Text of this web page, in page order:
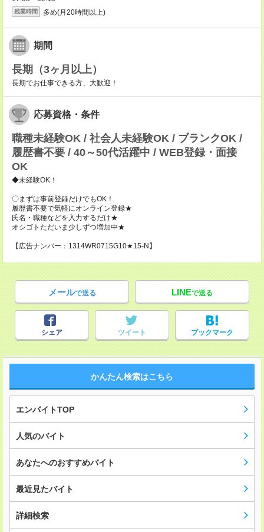
残業時間 多め(月20時間以上)
期間
長期（3ヶ月以上）
長期でお仕事できる方、大歓迎！
応募資格・条件
職種未経験OK / 社会人未経験OK / ブランクOK /
履歴書不要 / 40～50代活躍中 / WEB登録・面接
OK
◆未経験OK！
〇まずは事前登録だけでもOK！
履歴書不要で気軽にオンライン登録★
氏名・職種などを入力するだけ★
オシゴトただいま少しずつ増加中★
【広告ナンバー：1314WR0715G10★15-N】
メールで送る LINEで送る
シェア ツイート ブックマーク
かんたん検索はこちら
エンバイトTOP
人気のバイト
あなたへのおすすめバイト
最近見たバイト
詳細検索